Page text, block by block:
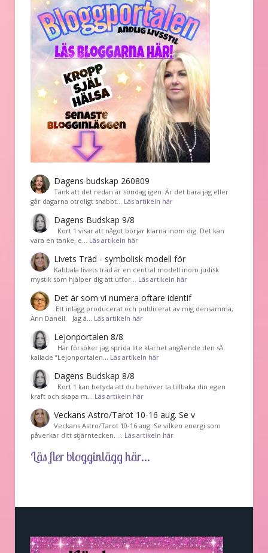
Dagens budskap 260809
Tänk att det redan är söndag igen. Är det bara jag eller
går dagarna otroligt snabbt… Läs artikeln här
Dagens Budskap 9/8
Kort 1 visar att något börjar klarna inom dig. Det kan
vara en tanke, e… Läs artikeln här
Livets Träd - symbolisk modell för
Kabbala livets träd är en central modell inom judisk
mystik som hjälper dig att utfor… Läs artikeln här
Det är som vi numera oftare identif
͏ Ett inlägg producerat och publicerat av mig densamma,
Ann Danell. Jag ä… Läs artikeln här
Lejonportalen 8/8
Här försöker jag sprida lite klarhet angående den så
kallade ”Lejonportalen… Läs artikeln här
Dagens Budskap 8/8
Kort 1 kan betyda att du behöver ta tillbaka din egen
kraft och skapa m… Läs artikeln här
Veckans Astro/Tarot 10-16 aug. Se v
Veckans Astro/Tarot 10-16 aug. Se vilken energi som
påverkar ditt stjärntecken. … Läs artikeln här
Läs fler blogginlägg här...